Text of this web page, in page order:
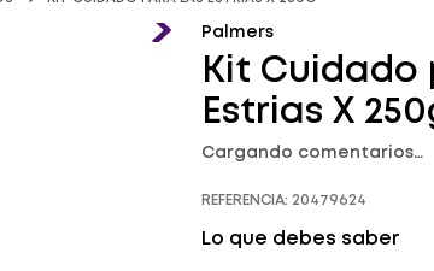
Palmers
Kit Cuidado
Estrias X
Cargando comentarios…
REFERENCIA: 20479624
Lo que debes saber